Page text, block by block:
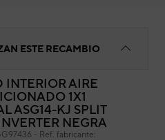
ESTE RECAMBIO
INTERIOR AIRE
1X1
ASG14-KJ SPLIT
NEGRA
- Ref. fabricante: